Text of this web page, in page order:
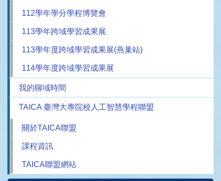
112學年學分學程博覽會
113學年跨域學習成果展
113學年度跨域學習成果展(燕巢站)
114學年度跨域學習成果展
我的聊域時間
TAICA 臺灣大專院校人工智慧學程聯盟
關於TAICA聯盟
課程資訊
TAICA聯盟網站